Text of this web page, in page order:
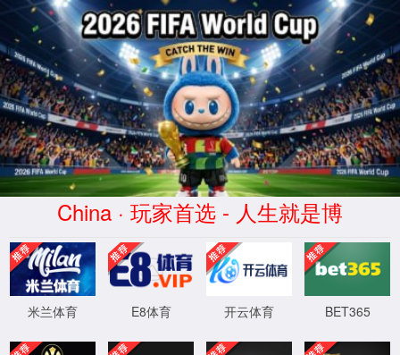
404
页面没有找到
返回首页